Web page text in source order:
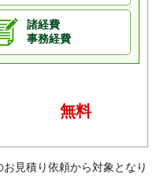
諸経費
事務経費
無料
見積り依頼から対象となり